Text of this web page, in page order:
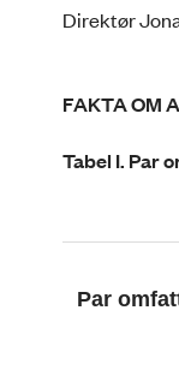
Direktør
FAKTA OM
Tabel I. Par
Par